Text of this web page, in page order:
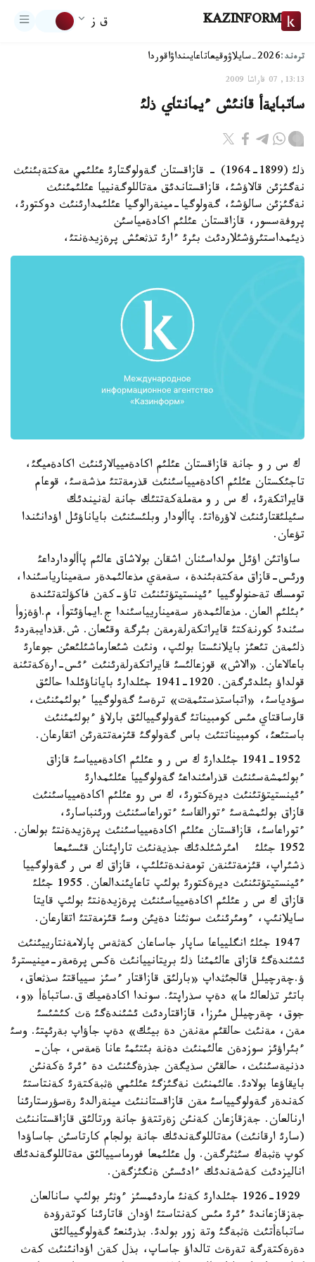
KAZINFORM ق ز
ترەند:2026-سايلاۋ وقيعاتاعايىنداۋاقوردا
13:13, 07 قاراشا 2009
ساتبايةأ قانئش ءيمانتاي ذلئ
ذلئ (1899-1964) - قازاقستان گةولوگتارئ عئلئمي مةكتةبئنئث
نةگئزئن قالاؤشئ، قازاقستاندئق مةتاللوگةنييا عئلئمئنئث
نةگئزئن سالؤشئ، گةولوگيا-مينةرالوگيا عئلئمدارئنئث دوكتورئ،
پروفةسسور، قازاقستان عئلئم اكادةمياسئن
ذيئمداستئرؤشئلاردئث بئرئ ءارئ تذثعئش پرةزيدةنتئ،
ك س ر و جانة قازاقستان عئلئم اكادةمييالارئنئث اكادةميگئ،
تاجئكستان عئلئم اكادةميياسئنئث قذرمةتتئ مذشةسئ، قوعام
قايراتكةرئ، ك س ر و مةملةكةتتئك جانة لةنيندئك
سئيلئقتارئنئث لاؤرةاتئ. پاألودار وبلئسئنئث باياناؤئل اؤدانئندا
تؤعان.
ساؤاتئن اؤئل مولداسئنان اشقان بولاشاق عالئم پاألودارداعئ
ورئس-قازاق مةكتةبئندة، سةمةي مذعالئمدةر سةمينارياسئندا،
تومسك تةحنولوگييا ءئينستيتؤتئنئث تاؤ-كةن فاكؤلتةتئندة
ءبئلئم العان. مذعالئمدةر سةميناريياسئندا ج.ايماؤئتوأ، م.اؤةزوأ
سئندئ كورنةكتئ قايراتكةرلةرمةن بئرگة وقئعان. ش.قذدايبةردئ
ذلئمةن تئعئز بايلانئستا بولئپ، ونئث شئعارماشئلئعئن جوعارئ
باعالاعان. «الاش» قوزعالئسئ قايراتكةرلةرئنئث ءئس-ارةكةتئنة
قولداؤ بئلدئرگةن. 1920-1941 جئلدارئ باياناؤئلدا حالئق
سؤدياسئ، «اتباستذستئمةت» ترةسئ گةولوگييا ءبولئمئنئث،
قارساقتاي مئس كومبيناتئ گةولوگييالئق بارلاؤ ءبولئمئنئث
باستئعئ، كومبيناتتئث باس گةولوگئ قئزمةتتةرئن اتقارعان.
1941-1952 جئلدارئ ك س ر و عئلئم اكادةميياسئ قازاق
ءبولئمشةسئنئث قذرامئنداعئ گةولوگييا عئلئمدارئ
ءئينستيتؤتئنئث ديرةكتورئ، ك س رو عئلئم اكادةميياسئنئث
قازاق بولئمشةسئ ءتورالقاسئ ءتوراعاسئنئث ورئنباسارئ،
ءتوراعاسئ، قازاقستان عئلئم اكادةميياسئنئث پرةزيدةنتئ بولعان.
1952 جئلئ امئرشئلدئك جذيةنئث تاراپئنان قئسئمعا
ذشئراپ، قئزمةتئنةن تومةندةتئلئپ، قازاق ك س ر گةولوگييا
ءئينستيتؤتئنئث ديرةكتورئ بولئپ تاعايئندالعان. 1955 جئلئ
قازاق ك س ر عئلئم اكادةميياسئنئث پرةزيدةنتئ بولئپ قايتا
سايلانئپ، ءومئرئنئث سوثئنا دةيئن وسئ قئزمةتتئ اتقارعان.
1947 جئلئ انگليياعا ساپار جاساعان كةثةس پارلامةنتارييئنئث
ئشئندةگئ قازاق عالئمئنا ذلئ بريتانييانئث ةكس پرةمةر-مينيسترئ
ؤ.چةرچيلل قالجئثداپ «بارلئق قازاقتار ءسئز سيياقتئ سذثعاق،
باتئر تذلعالئ ما» دةپ سذراپتئ. سوندا اكادةميك ق.ساتباةأ «و،
جوق، چةرچيلل مئرزا، قازاقتاردئث ئشئندةگئ ةث كئشئسئ
مةن، مةنئث حالقئم مةنةن دة بيئك» دةپ جاؤاپ بةرئپتئ. وسئ
ءبئراؤئز سوزدةن عالئمنئث دةنة بئتئمئ عانا ةمةس، جان-
دذنيةسئنئث، حالقئن سذيگةن جذرةگئنئث دة ءئرئ ةكةنئن
بايقاؤعا بولادئ. عالئمنئث نةگئزگئ عئلئمي ةثبةكتةرئ كةنتاستئ
كةندةر گةولوگيياسئ مةن قازاقستاننئث مينةرالدئ رةسؤرستارئنا
ارنالعان. جةزقازعان كةنئن زةرتتةؤ جانة ورتالئق قازاقستاننئث
(سارئ ارقانئث) مةتاللوگةندئك جانة بولجام كارتاسئن جاساؤدا
كوپ ةثبةك سئثئرگةن. ول عئلئمعا فورماسييالئق مةتاللوگةندئك
اناليزدئث كةشةندئك ءادئسئن ةنگئزگةن.
1926-1929 جئلدارئ كةنئ ماردئمسئز ءوثئر بولئپ سانالعان
جةزقازعاندئ ءئرئ مئس كةنتاستئ اؤدان قاتارئنا كوتةرؤدة
ساتباةأتئث ةثبةگئ وتة زور بولدئ. بذرئنعئ گةولوگييالئق
دةرةكتةرگة تةرةث تالداؤ جاساپ، بذل كةن اؤدانئنئث كةث